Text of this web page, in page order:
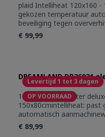
plaid Intelliheat 120x160
gekozen temperatuur
beveiliging tegen
€ 99,99
Levertijd 1 tot 3 dagen
OP VOORRAAD
DREAMLAND DR26021
1 persoon, polyester
150x80cmintelliheat: past
automatisch
afneembare schakelaar,
electroblock,
€ 89,99